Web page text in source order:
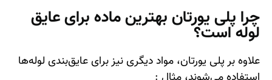
چرا پلی یورتان بهترین ماده برای عایق
لوله است؟
علاوه بر پلی یورتان، مواد دیگری نیز برای عایق‌بندی لوله‌ها